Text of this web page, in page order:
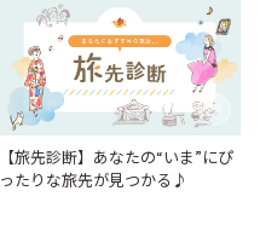
【旅先診断】あなたの“いま”にぴ
ったりな旅先が見つかる♪